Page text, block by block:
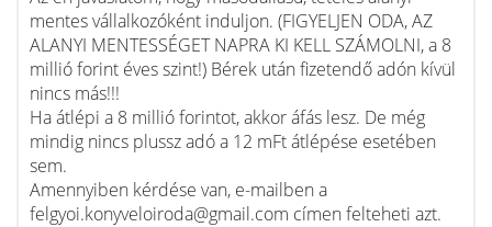
mentes vállalkozóként induljon. (FIGYELJEN ODA, AZ
ALANYI MENTESSÉGET NAPRA KI KELL SZÁMOLNI, a 8
millió forint éves szint!) Bérek után fizetendő adón kívül
nincs más!!!
Ha átlépi a 8 millió forintot, akkor áfás lesz. De még
mindig nincs plussz adó a 12 mFt átlépése esetében
sem.
Amennyiben kérdése van, e-mailben a
felgyoi.konyveloiroda@gmail.com címen felteheti azt.